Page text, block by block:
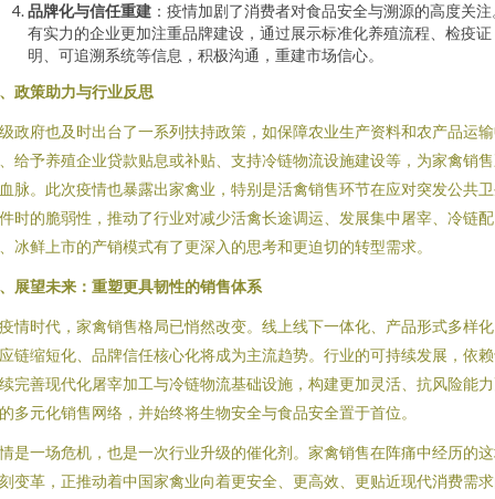
品牌化与信任重建 ：疫情加剧了消费者对食品安全与溯源的高度关
有实力的企业更加注重品牌建设，通过展示标准化养殖流程、检疫证
明、可追溯系统等信息，积极沟通，重建市场信心。
政策助力与行业反思
政府也及时出台了一系列扶持政策，如保障农业生产资料和农产品运
给予养殖企业贷款贴息或补贴、支持冷链物流设施建设等，为家禽销
脉。此次疫情也暴露出家禽业，特别是活禽销售环节在应对突发公共
时的脆弱性，推动了行业对减少活禽长途调运、发展集中屠宰、冷链配
冰鲜上市的产销模式有了更深入的思考和更迫切的转型需求。
展望未来：重塑更具韧性的销售体系
情时代，家禽销售格局已悄然改变。线上线下一体化、产品形式多样
链缩短化、品牌信任核心化将成为主流趋势。行业的可持续发展，依
完善现代化屠宰加工与冷链物流基础设施，构建更加灵活、抗风险能
多元化销售网络，并始终将生物安全与食品安全置于首位。
是一场危机，也是一次行业升级的催化剂。家禽销售在阵痛中经历的
变革，正推动着中国家禽业向着更安全、更高效、更贴近现代消费需